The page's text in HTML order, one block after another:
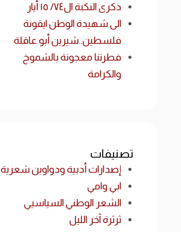
ذكرى النكبة ال٧٤/ ١٥ أيار
الى شهيدة الوطن ايقونة
فلسطين..شيرين أبو عاقلة
فطرتنا معجونة بالشموخ
والكرامة
تصنيفات
إصدارات أدبية ودواوين شعرية
ابي وامي
الشعر الوطني السياسيي
ثرثرة آخر الليل